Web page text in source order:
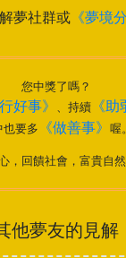
解夢社群或 《夢境
您中獎了嗎？
行好事》 、持續 《助
也要多
《做善事》 喔。
，回饋社會，富貴自然
他夢友的見解